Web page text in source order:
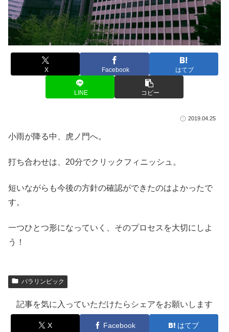
X Facebook はてブ
LINE コピー
2019.04.25
小雨が降る中、虎ノ門へ。
打ち合わせは、20分でクリックフィニッシュ。
短いながらも今後の方針の確認ができたのはよかったで
す。
一つひとつ形になっていく、そのプロセスを大切にしよ
う！
パラリンピック
記事を気に入っていただけたらシェアをお願いします
X Facebook はてブ